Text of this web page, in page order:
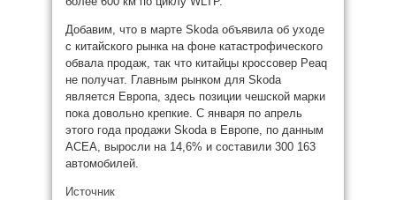
Добавим, что в марте Skoda объявила об уходе
с китайского рынка на фоне катастрофического
обвала продаж, так что китайцы кроссовер Peaq
не получат. Главным рынком для Skoda
является Европа, здесь позиции чешской марки
пока довольно крепкие. С января по апрель
этого года продажи Skoda в Европе, по данным
ACEA, выросли на 14,6% и составили 300 163
автомобилей.
Источник